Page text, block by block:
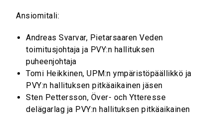
Ansiomitali:
Andreas Svarvar, Pietarsaaren Veden
toimitusjohtaja ja PVY:n hallituksen
puheenjohtaja
Tomi Heikkinen, UPM:n ympäristöpäällikkö ja
PVY:n hallituksen pitkäaikainen jäsen
Sten Pettersson, Över- och Ytteresse
delägarlag ja PVY:n hallituksen pitkäaikainen